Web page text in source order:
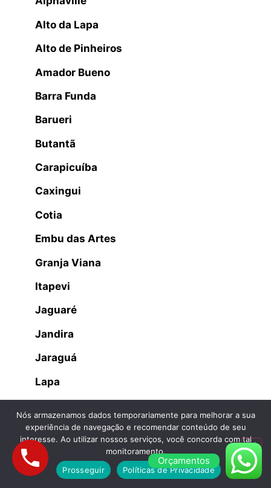
Alto da Lapa
Alto de Pinheiros
Amador Bueno
Barra Funda
Barueri
Butantã
Carapicuíba
Caxingui
Cotia
Embu das Artes
Granja Viana
Itapevi
Jaguaré
Jandira
Jaraguá
Lapa
Parque dos Príncipes
Parque São Domingos
Perdizes
Orçamentos
Nós armazenamos dados temporariamente para melhorar a sua
experiência de navegação e recomendar conteúdo de seu
interesse. Ao utilizar nossos serviços, você concorda com tal
monitoramento.
Prosseguir
Políticas de Privacidade